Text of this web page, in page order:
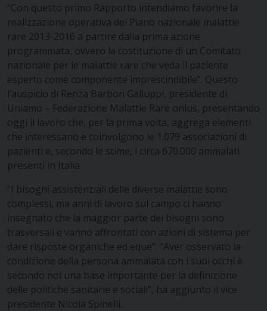
“Con questo primo Rapporto intendiamo favorire la
realizzazione operativa del Piano nazionale malattie
rare 2013-2016 a partire dalla prima azione
programmata, ovvero la costituzione di un Comitato
nazionale per le malattie rare che veda il paziente
esperto come componente imprescindibile”. Questo
l’auspicio di Renza Barbon Galluppi, presidente di
Uniamo – Federazione Malattie Rare onlus, presentando
oggi il lavoro che, per la prima volta, aggrega elementi
che interessano e coinvolgono le 1.079 associazioni di
pazienti e, secondo le stime, i circa 670.000 ammalati
presenti in Italia.
“I bisogni assistenziali delle diverse malattie sono
complessi, ma anni di lavoro sul campo ci hanno
insegnato che la maggior parte dei bisogni sono
trasversali e vanno affrontati con azioni di sistema per
dare risposte organiche ed eque”. “Aver osservato la
condizione della persona ammalata con i suoi occhi è
secondo noi una base importante per la definizione
delle politiche sanitarie e sociali”, ha aggiunto il vice
presidente Nicola Spinelli.